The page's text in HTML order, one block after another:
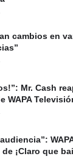
cambios en
Mr. Cash
WAPA
¡Claro que